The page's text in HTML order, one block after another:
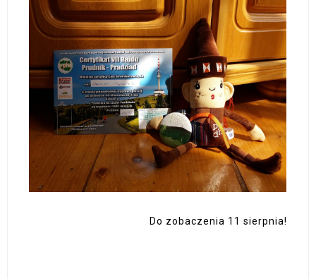
Do zobaczenia 11 sierpnia!